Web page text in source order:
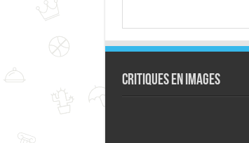
Critiques en images